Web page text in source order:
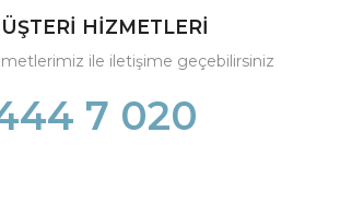
HİZMETLERİ
ile iletişime geçebilirsiniz
7 020